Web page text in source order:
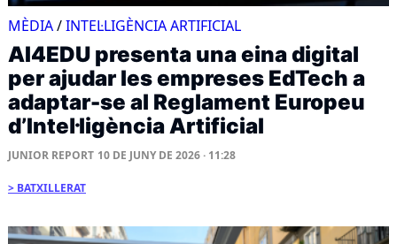
MÈDIA/INTEL·LIGÈNCIA ARTIFICIAL
AI4EDU presenta una eina digital
per ajudar les empreses EdTech a
adaptar-se al Reglament Europeu
d’Intel·ligència Artificial
JUNIOR REPORT 10 DE JUNY DE 2026 · 11:28
BATXILLERAT